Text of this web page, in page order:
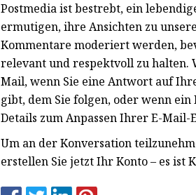
Postmedia ist bestrebt, ein
ermutigen, ihre Ansichten zu
Kommentare moderiert werden,
relevant und respektvoll zu halten.
Mail, wenn Sie eine Antwort auf
gibt, dem Sie folgen, oder wenn
Details zum Anpassen Ihrer E-
Um an der Konversation
erstellen Sie jetzt Ihr Konto – es ist